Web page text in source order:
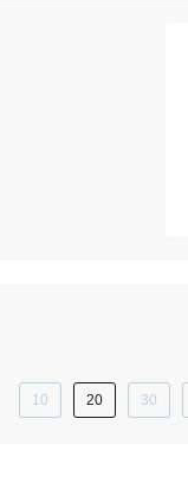
10 20 30